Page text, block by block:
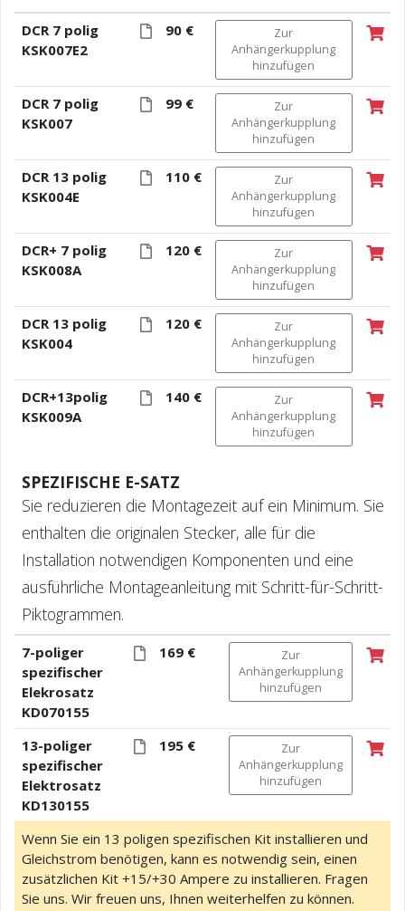
DCR 7 polig
KSK007E2
90 €
Zur
Anhängerkupplung
hinzufügen
DCR 7 polig
KSK007
99 €
Zur
Anhängerkupplung
hinzufügen
DCR 13 polig
KSK004E
110 €
Zur
Anhängerkupplung
hinzufügen
DCR+ 7 polig
KSK008A
120 €
Zur
Anhängerkupplung
hinzufügen
DCR 13 polig
KSK004
120 €
Zur
Anhängerkupplung
hinzufügen
DCR+13polig
KSK009A
140 €
Zur
Anhängerkupplung
hinzufügen
SPEZIFISCHE E-SATZ
Sie reduzieren die Montagezeit auf ein Minimum. Sie
enthalten die originalen Stecker, alle für die
Installation notwendigen Komponenten und eine
ausführliche Montageanleitung mit Schritt-für-Schritt-
Piktogrammen.
7-poliger
spezifischer
Elekrosatz
KD070155
169 €
Zur
Anhängerkupplung
hinzufügen
13-poliger
spezifischer
Elektrosatz
KD130155
195 €
Zur
Anhängerkupplung
hinzufügen
Wenn Sie ein 13 poligen spezifischen Kit installieren und
Gleichstrom benötigen, kann es notwendig sein, einen
zusätzlichen Kit +15/+30 Ampere zu installieren. Fragen
Sie uns. Wir freuen uns, Ihnen weiterhelfen zu können.